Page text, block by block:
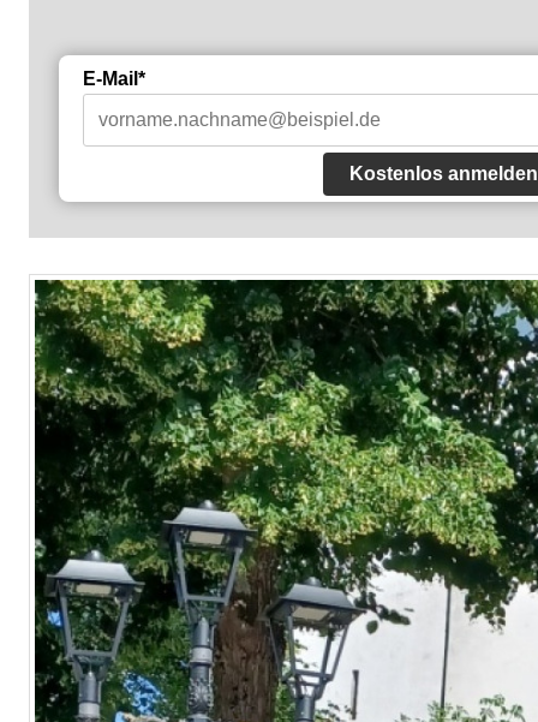
E-Mail*
Kostenlos anmelden